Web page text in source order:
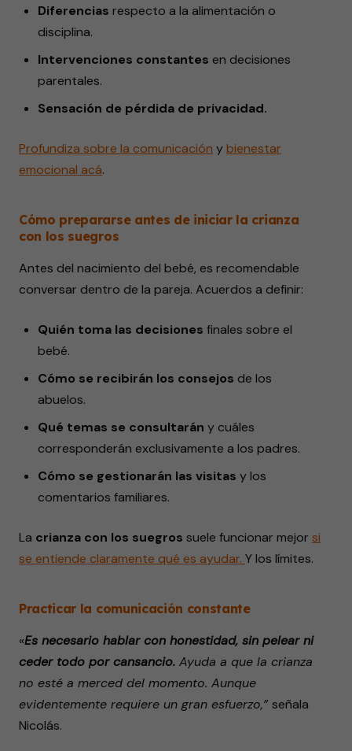
Diferencias respecto a la alimentación o
disciplina.
Intervenciones constantes en decisiones
parentales.
Sensación de pérdida de privacidad.
Profundiza sobre la comunicación ybienestar
emocional acá.
Cómo prepararse antes de iniciar la crianza
con los suegros
Antes del nacimiento del bebé, es recomendable
conversar dentro de la pareja. Acuerdos a definir:
Quién toma las decisiones finales sobre el
bebé.
Cómo se recibirán los consejos de los
abuelos.
Qué temas se consultarán y cuáles
corresponderán exclusivamente a los padres.
Cómo se gestionarán las visitas y los
comentarios familiares.
La crianza con los suegros suele funcionar mejor si
se entiende claramente qué es ayudar. Y los límites.
Practicar la comunicación constante
«Es necesario hablar con honestidad, sin pelear ni
ceder todo por cansancio. Ayuda a que la crianza
no esté a merced del momento. Aunque
evidentemente requiere un gran esfuerzo,”señala
Nicolás.